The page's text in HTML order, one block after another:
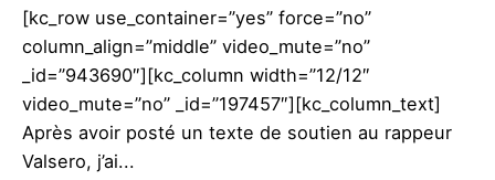
[kc_row use_container=”yes” force=”no”
column_align=”middle” video_mute=”no”
_id=”943690″][kc_column width=”12/12″
video_mute=”no” _id=”197457″][kc_column_text]
Après avoir posté un texte de soutien au rappeur
Valsero, j’ai...